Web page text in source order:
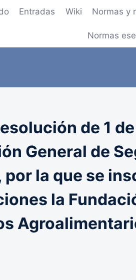
Entradas Wiki Normas y
Normas
de 1
General de
la que se
la